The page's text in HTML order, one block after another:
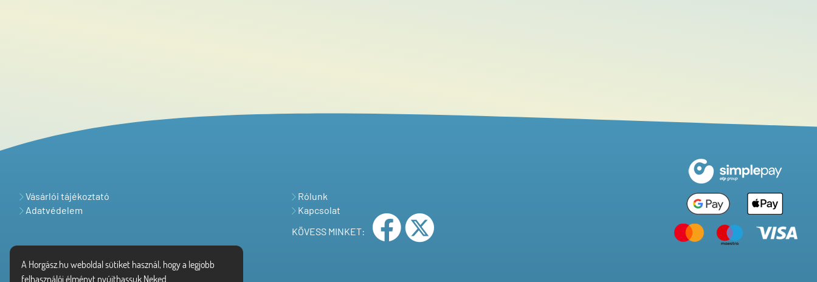
A Horgász.hu weboldal sütiket használ, hogy a legjobb
felhasználói élményt nyújthassuk Neked.
Vásárlói tájékoztató
Adatvédelem
Rólunk
Kapcsolat
KÖVESS MINKET: